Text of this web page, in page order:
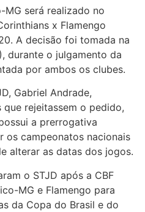
MG será realizado no
x Flamengo
A decisão foi tomada na
durante o julgamento da
por ambos os clubes.
Gabriel Andrade,
rejeitassem o pedido,
a prerrogativa
os campeonatos nacionais
alterar as datas dos jogos.
o STJD após a CBF
MG e Flamengo para
da Copa do Brasil e do